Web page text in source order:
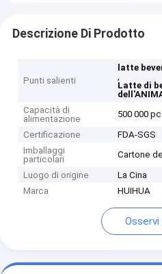
Descrizione Di Prodotto
Punti salienti
latte
,
Latte di
Capacità di
alimentazione
500 000
Certificazione
FDA-SGS
Imballaggi
particolari
Cartone
Luogo di origine
La Cina
Marca
HUIHUA
Osservi